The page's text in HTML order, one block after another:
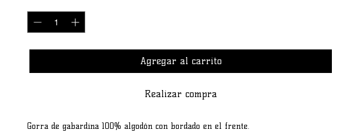
Agregar al carrito
Realizar compra
Gorra de gabardina 100% algodón con bordado en el frente.